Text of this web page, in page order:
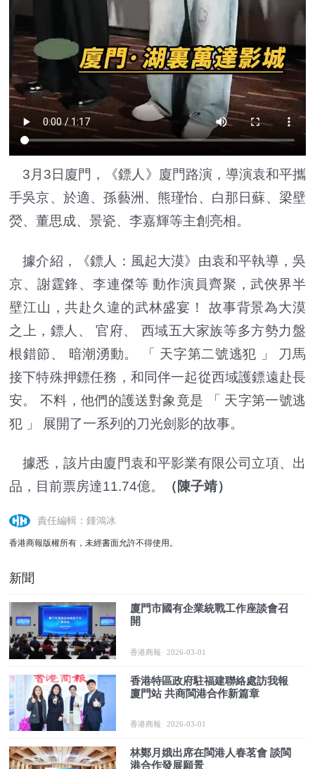
3月3日廈門，《鏢人》廈門路演，導演袁和平攜
手吳京、於適、孫藝洲、熊瑾怡、白那日蘇、梁壁
熒、董思成、景瓷、李嘉輝等主創亮相。
據介紹，《鏢人：風起大漠》由袁和平執導，吳
京、謝霆鋒、李連傑等 動作演員齊聚，武俠界半
壁江山，共赴久違的武林盛宴！ 故事背景為大漠
之上，鏢人、 官府、 西域五大家族等多方勢力盤
根錯節、 暗潮湧動。 「 天字第二號逃犯 」 刀馬
接下特殊押鏢任務，和同伴一起從西域護鏢遠赴長
安。 不料，他們的護送對象竟是 「 天字第一號逃
犯 」 展開了一系列的刀光劍影的故事。
據悉，該片由廈門袁和平影業有限公司立項、出
品，目前票房達11.74億。
（陳子靖）
責任編輯：鍾鴻冰
香港商報版權所有，未經書面允許不得使用。
新聞
廈門市國有企業統戰工作座談會召
開
香港商報 2026-03-01
香港特區政府駐福建聯絡處訪我報
廈門站 共商閩港合作新篇章
香港商報 2026-03-01
林鄭月娥出席在閩港人春茗會 談閩
港合作發展願景